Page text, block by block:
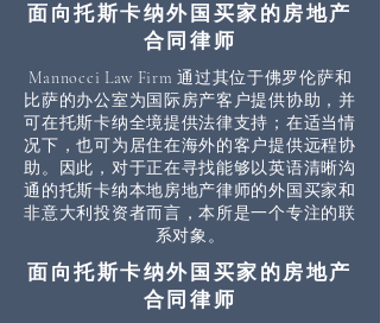
面向托斯卡纳外国买家的房地产
合同律师
Mannocci Law Firm 通过其位于佛罗伦萨和
比萨的办公室为国际房产客户提供协助，并
可在托斯卡纳全境提供法律支持；在适当情
况下，也可为居住在海外的客户提供远程协
助。因此，对于正在寻找能够以英语清晰沟
通的托斯卡纳本地房地产律师的外国买家和
非意大利投资者而言，本所是一个专注的联
系对象。
面向托斯卡纳外国买家的房地产
合同律师